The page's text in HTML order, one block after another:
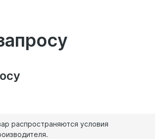
распространяются условия